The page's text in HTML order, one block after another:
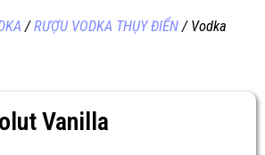
/RƯỢU VODKA THỤY ĐIỂN/ Vodka
Vanilla